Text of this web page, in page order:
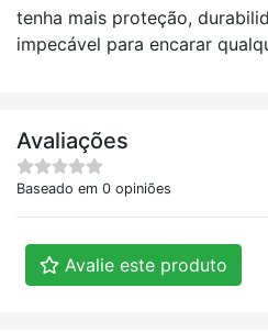
tenha mais proteção,
impecável para encarar
Avaliações
Baseado em 0 opiniões
Avalie este produto